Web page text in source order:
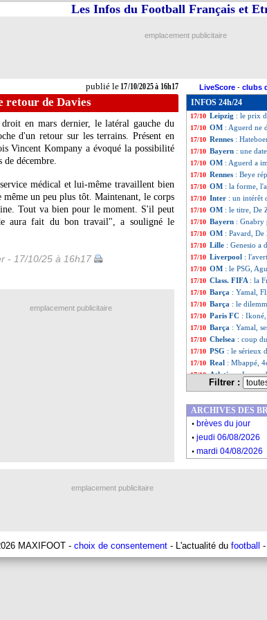
publié le17/10/2025 à 16h17
Les Infos du Football Français et
emplacement publicitaire
LiveScore - clubs
retour de Davies
en mars dernier, le latéral gauche du
d'un retour sur les terrains. Présent en
Vincent Kompany a évoqué la possibilité
de décembre.
médical et lui-même travaillent bien
même un peu plus tôt. Maintenant, le corps
Tout va bien pour le moment. S'il peut
aura fait du bon travail", a souligné le
- 17/10/25 à 16h17
INFOS 24h/24
17/10 Lyon: Abner de
17/10 Rennes
17/10 Liverpool: Slot
17/10 Monaco: Kehrer
17/10 Leipzig : le prix
17/10 OM : Aguerd ne
17/10 Rennes :
17/10 Bayern : une
17/10 OM : Aguerd a
17/10 Rennes : Beye
17/10 OM : la forme,
17/10 Inter : un intérêt
17/10 OM : le titre, De
17/10 Bayern : Gnabry
17/10 OM : Pavard,
17/10 Lille : Genesio a
17/10 Liverpool :
17/10 OM : le PSG,
17/10 Class. FIFA : la
17/10 Barça : Yamal,
17/10 Barça : le
17/10 Paris FC :
17/10 Barça : Yamal,
17/10 Chelsea : coup
17/10 PSG : le sérieux
17/10 Real : Mbappé,
17/10 Atletico:
Chelsea : encore
17/10 OM: Gouiri,
17/10 Paris FC:
17/10 PSG : le groupe
17/10 Paris FC: Trapp
Filtrer :
emplacement publicitaire
ARCHIVES DES
. brèves du jour
. jeudi 06/08/2026
. mardi 04/08/2026
emplacement publicitaire
MAXIFOOT - choix de consentement - L'actualité du football -